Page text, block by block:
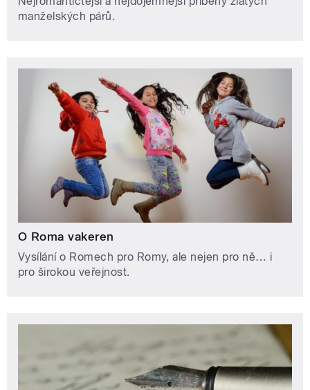
manželských párů.
O Roma vakeren
Vysílání o Romech pro Romy, ale nejen pro ně… i
pro širokou veřejnost.